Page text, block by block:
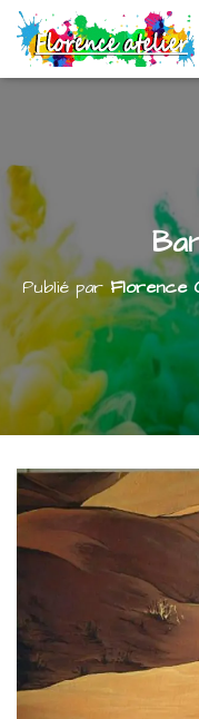
Publié parFlorence